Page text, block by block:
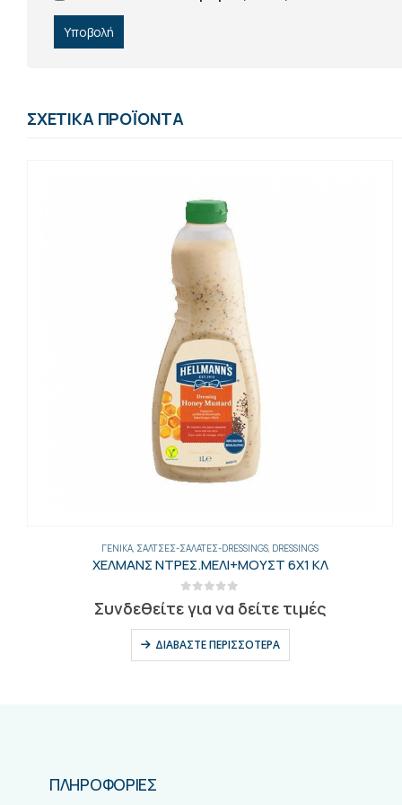
ΣΧΕΤΙΚΆ ΠΡΟΪΌΝΤΑ
ΓΕΝΙΚΑ, ΣΆΛΤΣΕΣ-ΣΑΛΆΤΕΣ-DRESSINGS, DRESSINGS
ΧΕΛΜΑΝΣ ΝΤΡΕΣ.ΜΕΛΙ+ΜΟΥΣΤ 6Χ1 ΚΛ
Συνδεθείτε για να δείτε τιμές
ΔΙΑΒΆΣΤΕ ΠΕΡΙΣΣΌΤΕΡΑ
ΠΛΗΡΟΦΟΡΙΕΣ